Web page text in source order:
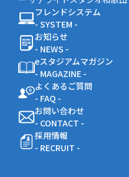
フレンドシステム
- SYSTEM -
お知らせ
- NEWS -
eスタジアムマガジン
- MAGAZINE -
よくあるご質問
- FAQ -
お問い合わせ
- CONTACT -
採用情報
- RECRUIT -